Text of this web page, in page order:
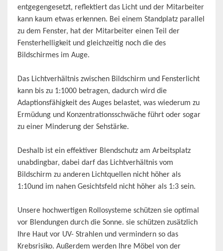
entgegengesetzt, reflektiert das Licht und der Mitarbeiter
kann kaum etwas erkennen. Bei einem Standplatz parallel
zu dem Fenster, hat der Mitarbeiter einen Teil der
Fensterhelligkeit und gleichzeitig noch die des
Bildschirmes im Auge.
Das Lichtverhältnis zwischen Bildschirm und Fensterlicht
kann bis zu 1:1000 betragen, dadurch wird die
Adaptionsfähigkeit des Auges belastet, was wiederum zu
Ermüdung und Konzentrationsschwäche führt oder sogar
zu einer Minderung der Sehstärke.
Deshalb ist ein effektiver Blendschutz am Arbeitsplatz
unabdingbar, dabei darf das Lichtverhältnis vom
Bildschirm zu anderen Lichtquellen nicht höher als
1:10und im nahen Gesichtsfeld nicht höher als 1:3 sein.
Unsere hochwertigen Rollosysteme schützen sie optimal
vor Blendungen durch die Sonne. sie schützen zusätzlich
Ihre Haut vor UV- Strahlen und vermindern so das
Krebsrisiko. Außerdem werden Ihre Möbel von der